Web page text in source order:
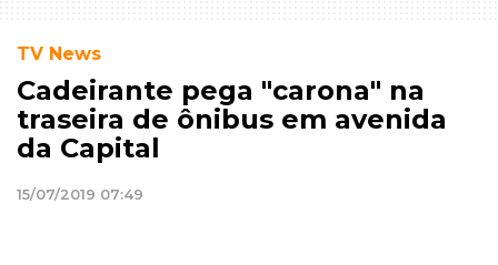
TV News
Cadeirante pega "carona" na
traseira de ônibus em avenida
da Capital
15/07/2019 07:49